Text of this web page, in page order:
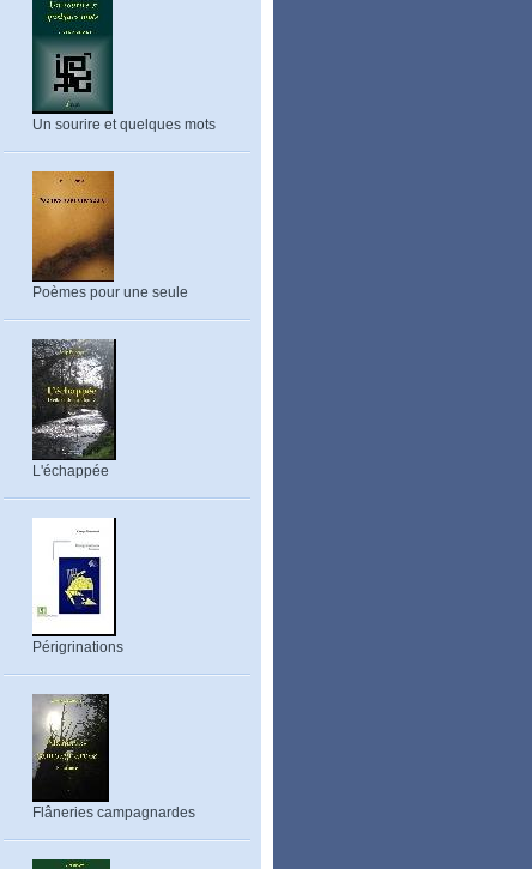
Un sourire et quelques mots
Poèmes pour une seule
L'échappée
Périgrinations
Flâneries campagnardes